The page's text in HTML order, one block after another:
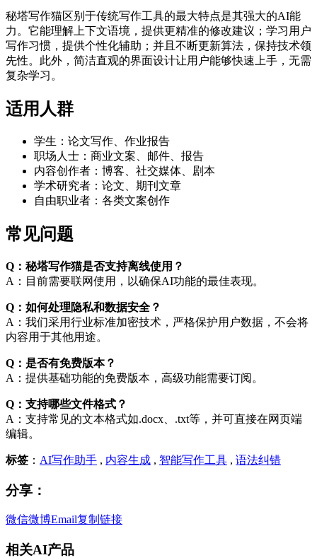
秘塔写作猫区别于传统写作工具的最大特点是其强大的AI能
力。它能理解上下文语境，提供更精准的修改建议；学习用户
写作习惯，提供个性化辅助；并且不断更新算法，保持技术领
先性。此外，简洁直观的界面设计让用户能够快速上手，无需
复杂学习。
适用人群
学生：论文写作、作业报告
职场人士：商业文案、邮件、报告
内容创作者：博客、社交媒体、剧本
学术研究者：论文、期刊文章
自由职业者：各类文案创作
常见问题
Q：秘塔写作猫是否支持离线使用？
A：目前需要联网使用，以确保AI功能的最佳表现。
Q：如何处理隐私和数据安全？
A：我们采用行业标准加密技术，严格保护用户数据，不会将
内容用于其他用途。
Q：是否有免费版本？
A：提供基础功能的免费版本，高级功能需要订阅。
Q：支持哪些文件格式？
A：支持常见的文本格式如.docx、.txt等，并可直接在网页端
编辑。
标签 ： AI写作助手 , 内容生成 , 智能写作工具 , 语法纠错
分享：
微信微博Email复制链接
相关AI产品